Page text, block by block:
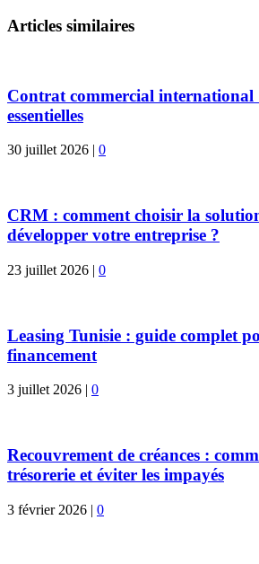
Articles similaires
Contrat commercial international
essentielles
30 juillet 2026 | 0
CRM : comment choisir la
développer votre entreprise ?
23 juillet 2026 | 0
Leasing Tunisie : guide complet
financement
3 juillet 2026 | 0
Recouvrement de créances :
trésorerie et éviter les impayés
3 février 2026 | 0